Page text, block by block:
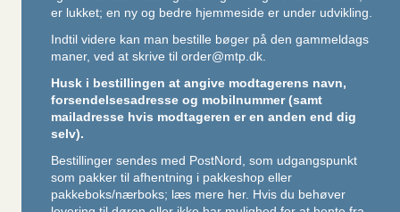
er lukket; en ny og bedre hjemmeside er under udvikling.
Indtil videre kan man bestille bøger på den gammeldags
maner, ved at skrive til order@mtp.dk.
Husk i bestillingen at angive modtagerens navn,
forsendelsesadresse og mobilnummer (samt
mailadresse hvis modtageren er en anden end dig
selv).
Bestillinger sendes med PostNord, som udgangspunkt
som pakker til afhentning i pakkeshop eller
pakkeboks/nærboks; læs mere her. Hvis du behøver